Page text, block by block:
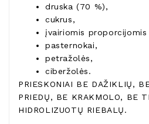
druska (70 %),
cukrus,
įvairiomis proporcijomis
pasternokai,
petražolės,
ciberžolės.
PRIESKONIAI BE DAŽIKLIŲ,
PRIEDŲ, BE KRAKMOLO, BE
HIDROLIZUOTŲ RIEBALŲ.